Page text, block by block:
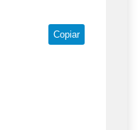
Copiar